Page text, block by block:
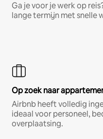
Ga je voor je werk op
lange termijn met snelle
Op zoek naar
Airbnb heeft volledig
ideaal voor personeel,
overplaatsing.